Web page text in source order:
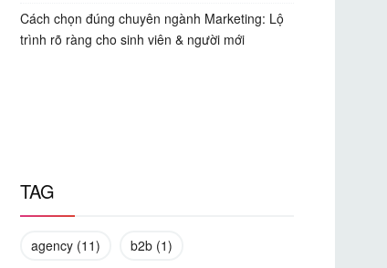
Cách chọn đúng chuyên ngành Marketing: Lộ
trình rõ ràng cho sinh viên & người mới
TAG
agency (11) b2b (1)